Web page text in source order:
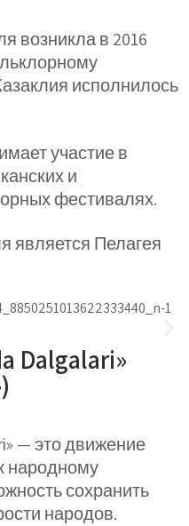
возникла в 2016
исполнилось
участие в
и
фестивалях.
является Пелагея
Dalgalari»
— это движение
народному
сохранить
народов.